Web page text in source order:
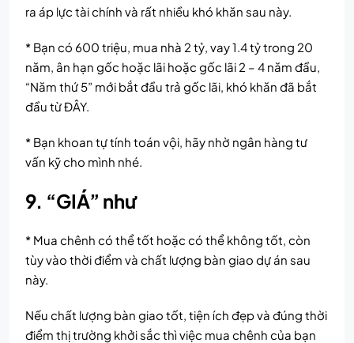
ra áp lực tài chính và rất nhiều khó khăn sau này.
* Bạn có 600 triệu, mua nhà 2 tỷ, vay 1.4 tỷ trong 20
năm, ân hạn gốc hoặc lãi hoặc gốc lãi 2 – 4 năm đầu,
“Năm thứ 5” mới bắt đầu trả gốc lãi, khó khăn đã bắt
đầu từ ĐÂY.
* Bạn khoan tự tính toán vội, hãy nhờ ngân hàng tư
vấn kỹ cho mình nhé.
9. “GIÁ” như
* Mua chênh có thể tốt hoặc có thể không tốt, còn
tùy vào thời điểm và chất lượng bàn giao dự án sau
này.
Nếu chất lượng bàn giao tốt, tiện ích đẹp và đúng thời
điểm thị trường khởi sắc thì việc mua chênh của bạn